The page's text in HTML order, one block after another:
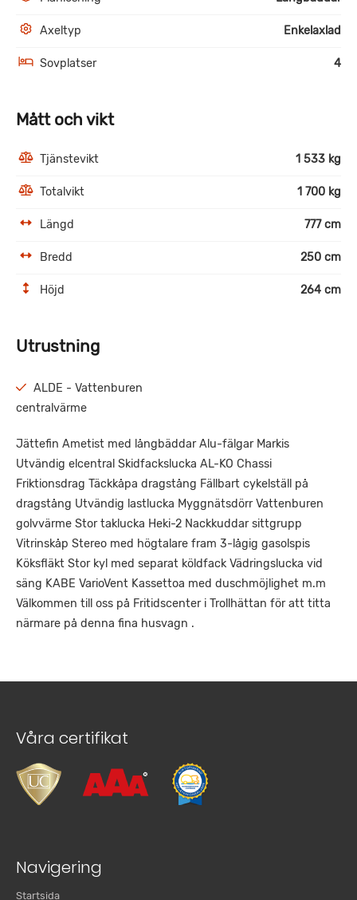
Axeltyp Enkelaxlad
Sovplatser 4
Mått och vikt
Tjänstevikt 1 533 kg
Totalvikt 1 700 kg
Längd 777 cm
Bredd 250 cm
Höjd 264 cm
Utrustning
ALDE - Vattenburen
centralvärme
Jättefin Ametist med långbäddar Alu-fälgar Markis
Utvändig elcentral Skidfackslucka AL-KO Chassi
Friktionsdrag Täckkåpa dragstång Fällbart cykelställ på
dragstång Utvändig lastlucka Myggnätsdörr Vattenburen
golvvärme Stor taklucka Heki-2 Nackkuddar sittgrupp
Vitrinskåp Stereo med högtalare fram 3-lågig gasolspis
Köksfläkt Stor kyl med separat köldfack Vädringslucka vid
säng KABE VarioVent Kassettoa med duschmöjlighet m.m
Välkommen till oss på Fritidscenter i Trollhättan för att titta
närmare på denna fina husvagn .
Våra certifikat
Navigering
Startsida